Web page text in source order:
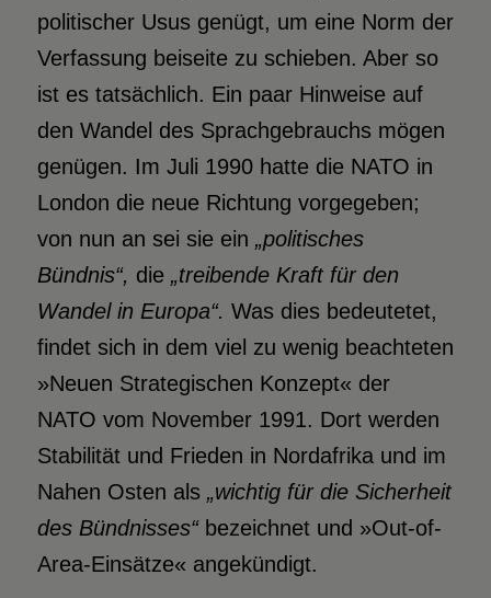
politischer Usus genügt, um eine Norm der
Verfassung beiseite zu schieben. Aber so
ist es tatsächlich. Ein paar Hinweise auf
den Wandel des Sprachgebrauchs mögen
genügen. Im Juli 1990 hatte die NATO in
London die neue Richtung vorgegeben;
von nun an sei sie ein „politisches
Bündnis“, die „treibende Kraft für den
Wandel in Europa“. Was dies bedeutetet,
findet sich in dem viel zu wenig beachteten
»Neuen Strategischen Konzept« der
NATO vom November 1991. Dort werden
Stabilität und Frieden in Nordafrika und im
Nahen Osten als „wichtig für die Sicherheit
des Bündnisses“bezeichnet und »Out-of-
Area-Einsätze« angekündigt.